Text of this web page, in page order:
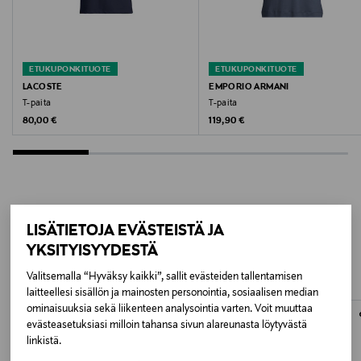
LISÄTIETOJA EVÄSTEISTÄ JA
YKSITYISYYDESTÄ
Valitsemalla “Hyväksy kaikki”, sallit evästeiden tallentamisen
laitteellesi sisällön ja mainosten personointia, sosiaalisen median
ominaisuuksia sekä liikenteen analysointia varten. Voit muuttaa
evästeasetuksiasi milloin tahansa sivun alareunasta löytyvästä
linkistä.
Valmistajan tuotenumero
Valmistaja
Carhartt, Inc.
Valmistajan osoite
Digitaalinen osoite
Avainsanat
Carhartt WIP, paita, miesten paita, vapaa-aika, puuvilla
ETUKUPONKITUOTE
LACOSTE
T-paita
Original Price
80,00 €
ETUKUPONKITUOTE
EMPORIO ARMANI
T-paita
Original Price
119,90 €
LISÄÄ KIINNOSTAVIA
TUOTTEITA